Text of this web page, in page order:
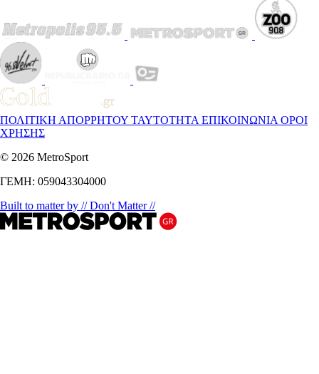
ΠΟΛΙΤΙΚΗ ΑΠΟΡΡΗΤΟΥ ΤΑΥΤΟΤΗΤΑ ΕΠΙΚΟΙΝΩΝΙΑ ΟΡΟΙ
ΧΡΗΣΗΣ
© 2026 MetroSport
ΓΕΜΗ: 059043304000
Built to matter by // Don't Matter //